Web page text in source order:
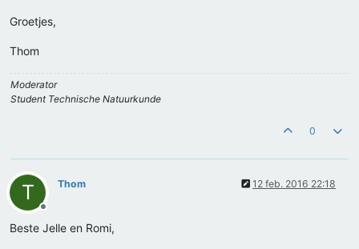
Groetjes,
Thom
Moderator
Student Technische Natuurkunde
0
T
Offline
Thom 12 feb. 2016 22:18
Beste Jelle en Romi,